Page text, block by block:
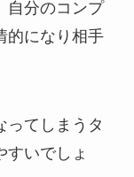
自分のコンプ
的になり相手
ってしまうタ
すいでしょ